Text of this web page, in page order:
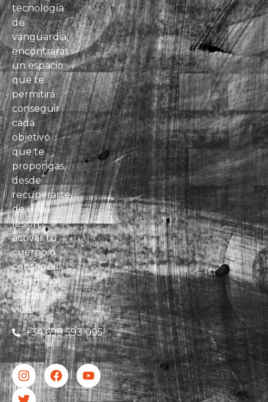
tecnología
de
vanguardia,
encontrarás
un espacio
que te
permitirá
conseguir
cada
objetivo
que te
propongas,
desde
recuperarte
de una
lesión,
activar tu
cuerpo o
conseguir
una mejor
calidad de
vida.
+34 699 593 095